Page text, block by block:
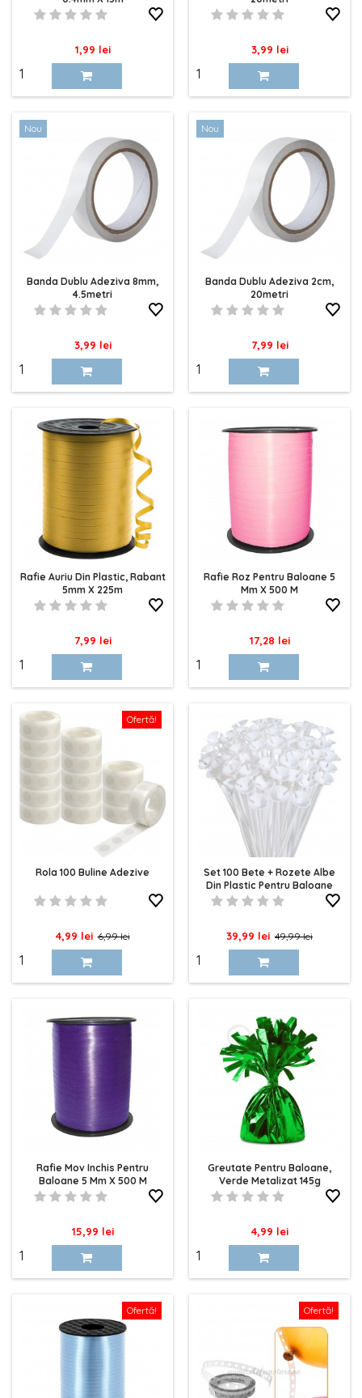
Pret
1,99 lei Pret
3,99 lei
Nou
Banda Dublu Adeziva 8mm,
4.5metri
Pret
3,99 lei
Nou
Banda Dublu Adeziva 2cm,
20metri
Pret
7,99 lei
Rafie Auriu Din Plastic, Rabant
5mm X 225m
Pret
7,99 lei
Rafie Roz Pentru Baloane 5
Mm X 500 M
Pret
17,28 lei
Ofertă!
Rola 100 Buline Adezive
Pret
4,99 lei Pret
baza
6,99 lei
Set 100 Bete + Rozete Albe
Din Plastic Pentru Baloane
Pret
39,99 lei Pret
baza
49,99 lei
Rafie Mov Inchis Pentru
Baloane 5 Mm X 500 M
Pret
15,99 lei
Greutate Pentru Baloane,
Verde Metalizat 145g
Pret
4,99 lei
Ofertă! Ofertă!